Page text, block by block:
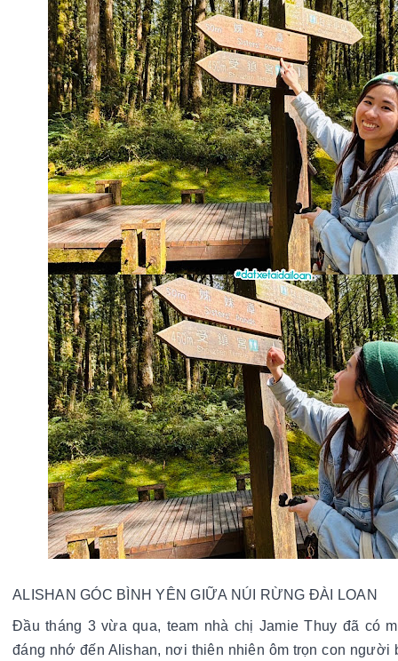
ALISHAN GÓC BÌNH YÊN GIỮA NÚI RỪNG ĐÀI LOAN
Đầu tháng 3 vừa qua, team nhà chị Jamie Thuy đã có
đáng nhớ đến Alishan, nơi thiên nhiên ôm trọn con người